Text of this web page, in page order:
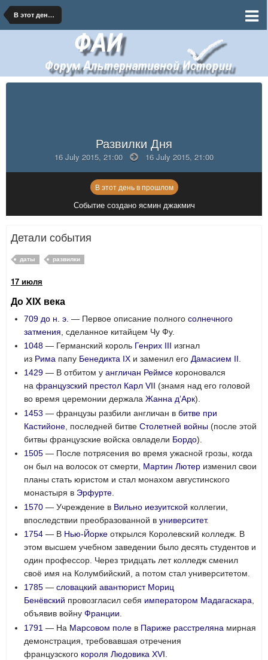
В этот день в прошлом
Развилки Дня
16 July 2015, 21:00 16 July 2015, 21:00
В этот день в прошлом
Событие создано ясмин джакмич
Детали события
даты развилки
17 июля
До XIX века
709 до н. э. — Первое описание полногосолнечного
затмения , сделанное китайцем Чу Фу.
1048 — Германский король Генрих III изгнал
из Рима папу Бенедикта IX и заменил его Дамасием II
1429 — В отбитом уангличан Реймсе короновался
нафранцузский престол Карл VII (знамя над его головой
во время церемонии держалаЖанна д’Арк).
1453 — французы разбили англичан вбитве при
Кастийоне , последней битвеСтолетней войны (после этой
битвы французские войска овладели Бордо).
1505 — После потрясения во время ужасной грозы, когда
он был на волосок от смерти, Мартин Лютер изменил свои
планы стать юристом и стал монахом августинского
монастыря в Эрфурте
1570 — Учреждение в Вильно иезуитской коллегии,
впоследствии преобразованной вуниверситет.
1754 — В Нью-Йорке открылся Королевский колледж. В
этом высшем учебном заведении было десять студентов и
один профессор. Через тридцать лет колледж сменил
своё имя на Колумбийский, а потом стал университетом.
1785 —словацкий авантюрист Мориц
Бенёвский провозгласил себя императором Мадагаскара,
объявив войнуФранции.
1791 — На Марсовом поле в Париже расстреляна мирная
демонстрация, требовавшая отречения
французского короля Людовика XVI